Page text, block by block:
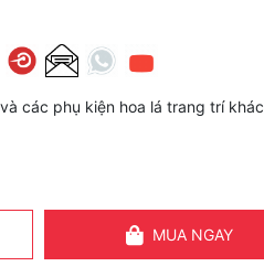
các phụ kiện hoa lá trang trí khác
MUA NGAY